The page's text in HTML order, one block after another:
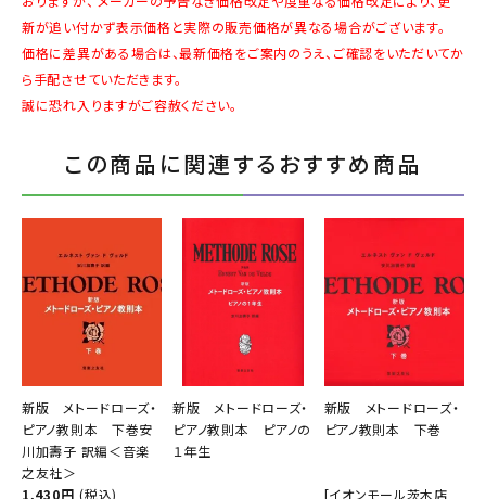
新が追い付かず表示価格と実際の販売価格が異なる場合がございます。
価格に差異がある場合は、最新価格をご案内のうえ、ご確認をいただいてか
ら手配させていただきます。
誠に恐れ入りますがご容赦ください。
この商品に関連するおすすめ商品
新版 メトードローズ・
ピアノ教則本 下巻安
川加壽子 訳編＜音楽
之友社＞
1,430円 (税込)
新版 メトードローズ・
ピアノ教則本 ピアノの
１年生
新版 メトードローズ・
ピアノ教則本 下巻
[イオンモール茨木店